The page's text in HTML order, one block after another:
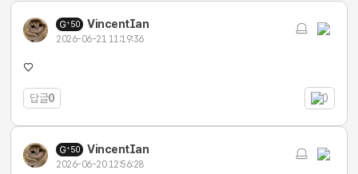
50 VincentIan
2026-06-21 11:19:36
♡
답글0 0
50 VincentIan
2026-06-20 12:56:28